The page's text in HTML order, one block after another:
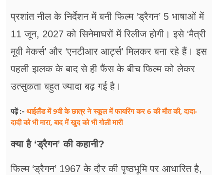
प्रशांत नील के निर्देशन में बनी फिल्म ‘ड्रैगन’ 5 भाषाओं में
11 जून, 2027 को सिनेमाघरों में रिलीज होगी। इसे ‘मैत्री
मूवी मेकर्स’ और ‘एनटीआर आर्ट्स’ मिलकर बना रहे हैं। इस
पहली झलक के बाद से ही फैंस के बीच फिल्म को लेकर
उत्सुकता बहुत ज्यादा बढ़ गई है।
पढ़ें :- थाईलैंड में 9वी के छात्र ने स्कूल में फायरिंग कर 6 की मौत की, दादा-
दादी को भी मारा, बाद में खुद को भी गोली मारी
क्या है ‘ड्रैगन’ की कहानी?
फिल्म ‘ड्रैगन’ 1967 के दौर की पृष्ठभूमि पर आधारित है,